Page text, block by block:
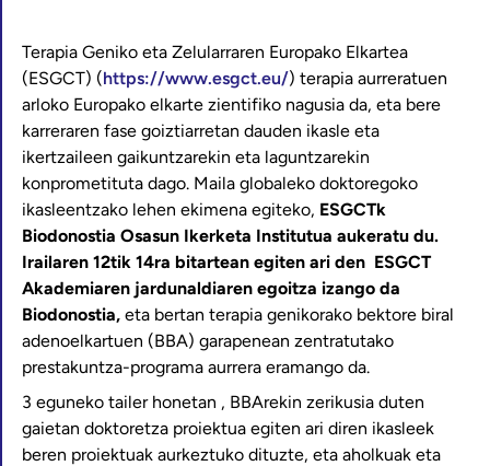
Terapia Geniko eta Zelularraren Europako Elkartea
(ESGCT) (https://www.esgct.eu/) terapia aurreratuen
arloko Europako elkarte zientifiko nagusia da, eta bere
karreraren fase goiztiarretan dauden ikasle eta
ikertzaileen gaikuntzarekin eta laguntzarekin
konprometituta dago. Maila globaleko doktoregoko
ikasleentzako lehen ekimena egiteko, ESGCTk
Biodonostia Osasun Ikerketa Institutua aukeratu du.
Irailaren 12tik 14ra bitartean egiten ari den ESGCT
Akademiaren jardunaldiaren egoitza izango da
Biodonostia, eta bertan terapia genikorako bektore biral
adenoelkartuen (BBA) garapenean zentratutako
prestakuntza-programa aurrera eramango da.
3 eguneko tailer honetan , BBArekin zerikusia duten
gaietan doktoretza proiektua egiten ari diren ikasleek
beren proiektuak aurkeztuko dituzte, eta aholkuak eta